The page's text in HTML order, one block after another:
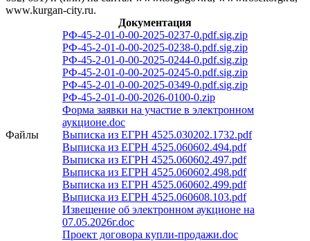
www.kurgan-city.ru.
Документация
Файлы
РФ-45-2-01-0-00-2025-0237-0.pdf.sig.zip
РФ-45-2-01-0-00-2025-0238-0.pdf.sig.zip
РФ-45-2-01-0-00-2025-0244-0.pdf.sig.zip
РФ-45-2-01-0-00-2025-0245-0.pdf.sig.zip
РФ-45-2-01-0-00-2025-0349-0.pdf.sig.zip
РФ-45-2-01-0-00-2026-0100-0.zip
Форма заявки на участие в электронном
аукционе.doc
Выписка из ЕГРН 4525.030202.1732.pdf
Выписка из ЕГРН 4525.060602.494.pdf
Выписка из ЕГРН 4525.060602.497.pdf
Выписка из ЕГРН 4525.060602.498.pdf
Выписка из ЕГРН 4525.060602.499.pdf
Выписка из ЕГРН 4525.060608.103.pdf
Извещение об электронном аукционе на
07.05.2026г.doc
Проект договора купли-продажи.doc